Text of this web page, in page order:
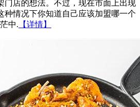
门店的想法。不过，现在市面上出现
种情况下你知道自己应该加盟哪一个
中. 【详情】